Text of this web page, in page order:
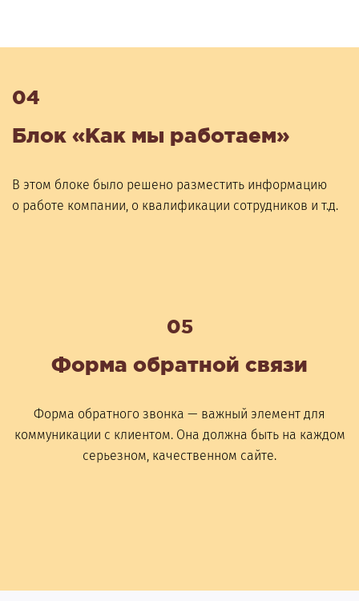
04
Блок «Как мы работаем»
В этом блоке было решено разместить информацию
о работе компании, о квалификации сотрудников и т.д.
05
Форма обратной связи
Форма обратного звонка — важный элемент для
коммуникации с клиентом. Она должна быть на каждом
серьезном, качественном сайте.